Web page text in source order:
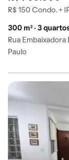
R$ 150 Condo. +
300 m² · 3
Rua Embaixadora
Paulo